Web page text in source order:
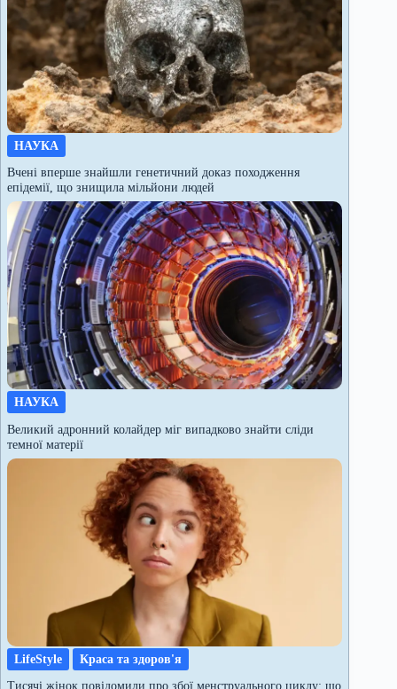
НАУКА
Вчені вперше знайшли генетичний доказ походження
епідемії, що знищила мільйони людей
НАУКА
Великий адронний колайдер міг випадково знайти сліди
темної матерії
LifeStyle
Краса та здоров'я
Тисячі жінок повідомили про збої менструального циклу: що